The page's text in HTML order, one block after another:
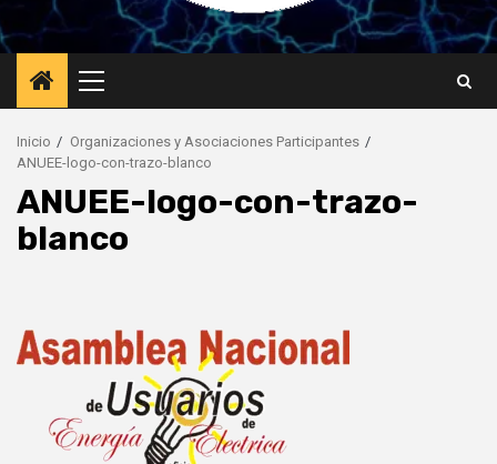
Menú
principal
Inicio
Organizaciones y Asociaciones Participantes
ANUEE-logo-con-trazo-blanco
ANUEE-logo-con-trazo-
blanco